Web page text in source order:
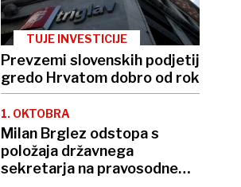
TUJE INVESTICIJE
Prevzemi slovenskih podjetij
gredo Hrvatom dobro od rok
1. OKTOBRA
Milan Brglez odstopa s
položaja državnega
sekretarja na pravosodnem